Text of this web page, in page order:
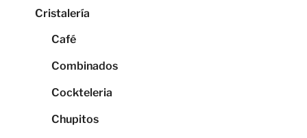
Cristalería
Café
Combinados
Cockteleria
Chupitos